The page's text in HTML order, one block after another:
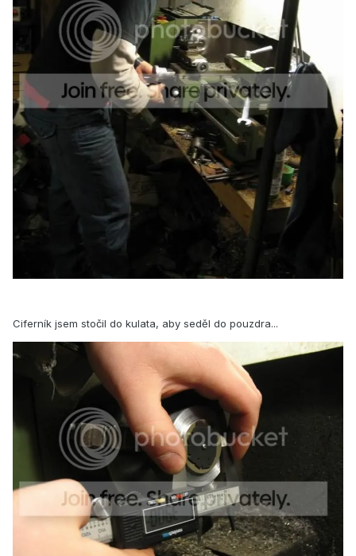
Ciferník jsem stočil do kulata, aby seděl do pouzdra...